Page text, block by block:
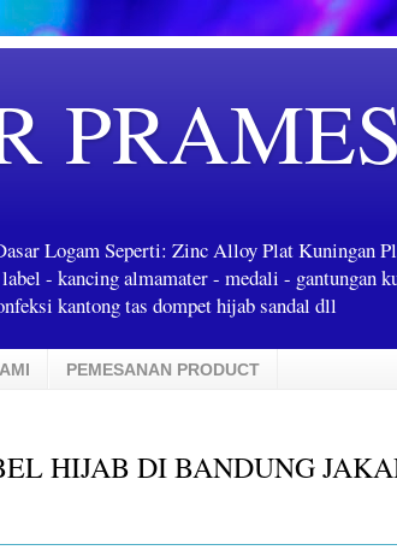
Logam Seperti: Zinc Alloy Plat Kuningan
- kancing almamater - medali - gantungan
kantong tas dompet hijab sandal dll
PEMESANAN PRODUCT
HIJAB DI BANDUNG